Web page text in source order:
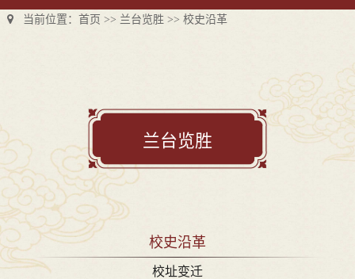
当前位置： 首页 >> 兰台览胜 >> 校史沿革
兰台览胜
校史沿革
校址变迁